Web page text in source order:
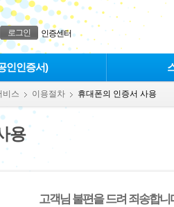
로그인 인증센터
인인증서)
비스 이용절차 휴대폰의 인증서 사용
용
고객님 불편을 드려 죄송합니